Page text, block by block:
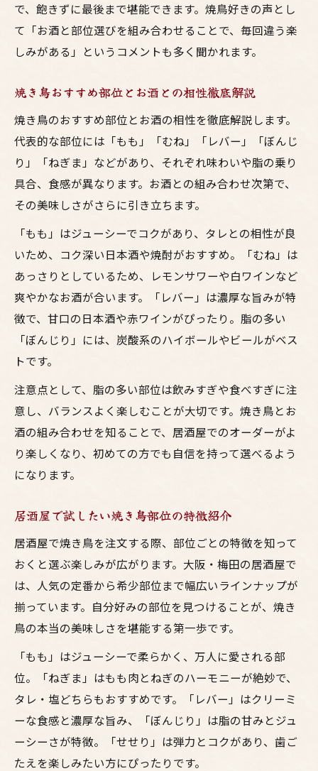
で、飽きずに最後まで堪能できます。焼鳥好きの声とし
て「お酒と部位選びを組み合わせることで、毎回違う楽
しみがある」というコメントも多く聞かれます。
焼き鳥おすすめ部位とお酒との相性徹底解説
焼き鳥のおすすめ部位とお酒の相性を徹底解説します。
代表的な部位には「もも」「むね」「レバー」「ぼんじ
り」「ねぎま」などがあり、それぞれ味わいや脂の乗り
具合、食感が異なります。お酒との組み合わせ次第で、
その美味しさがさらに引き立ちます。
「もも」はジューシーでコクがあり、タレとの相性が良
いため、コク深い日本酒や焼酎がおすすめ。「むね」は
あっさりとしているため、レモンサワーや白ワインなど
爽やかなお酒が合います。「レバー」は濃厚な旨みが特
徴で、甘口の日本酒や赤ワインがぴったり。脂の多い
「ぼんじり」には、炭酸系のハイボールやビールがベス
トです。
注意点として、脂の多い部位は飲みすぎや食べすぎに注
意し、バランスよく楽しむことが大切です。焼き鳥とお
酒の組み合わせを知ることで、居酒屋でのオーダーがよ
り楽しくなり、初めての方でも自信を持って選べるよう
になります。
居酒屋で試したい焼き鳥部位の特徴紹介
居酒屋で焼き鳥を注文する際、部位ごとの特徴を知って
おくと選ぶ楽しみが広がります。大阪・梅田の居酒屋で
は、人気の定番から希少部位まで幅広いラインナップが
揃っています。自分好みの部位を見つけることが、焼き
鳥の本当の美味しさを堪能する第一歩です。
「もも」はジューシーで柔らかく、万人に愛される部
位。「ねぎま」はもも肉とねぎのハーモニーが絶妙で、
タレ・塩どちらもおすすめです。「レバー」はクリーミ
ーな食感と濃厚な旨み、「ぼんじり」は脂の甘みとジュ
ーシーさが特徴。「せせり」は弾力とコクがあり、歯ご
たえを楽しみたい方にぴったりです。